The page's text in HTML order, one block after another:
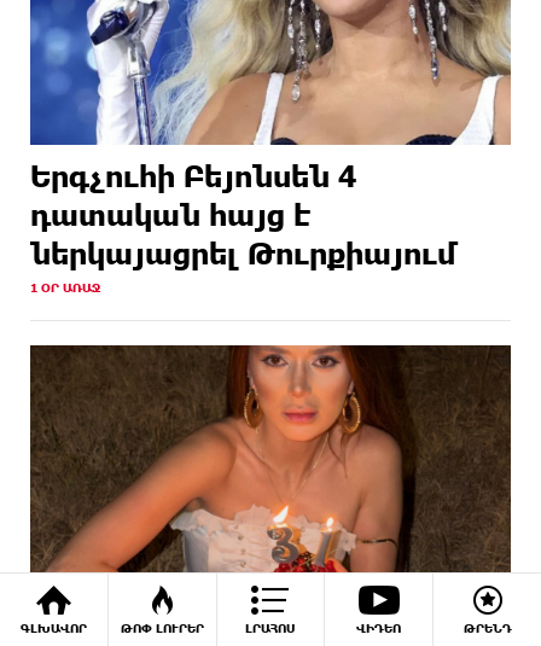
ԳԼԽԱՎՈՐ ԹՈՓ ԼՈՒՐԵՐ ԼՐԱՀՈՍ ՎԻԴԵՈ ԹՐԵՆԴ
Երգչուհի Բեյոնսեն ​​4
դատական հայց է
ներկայացրել Թուրքիայում
1 ՕՐ ԱՌԱՋ